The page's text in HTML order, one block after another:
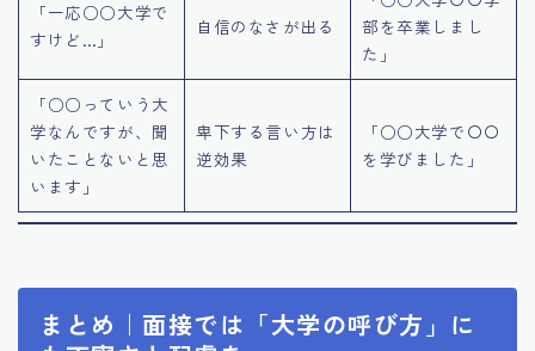
「一応○○大学で
すけど…」
自信のなさが出る
部を卒業しまし
た」
「○○っていう大
学なんですが、聞
いたことないと思
います」
卑下する言い方は
逆効果
「○○大学で〇〇
を学びました」
まとめ｜面接では「大学の呼び方」に